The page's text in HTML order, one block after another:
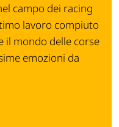
campo dei racing
lavoro compiuto
il mondo delle corse
emozioni da